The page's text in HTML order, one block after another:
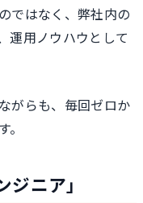
ではなく、弊社内の
運用ノウハウとして
がらも、毎回ゼロか
ニア」